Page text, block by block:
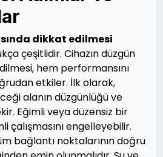
dikkat edilmesi
çeşitlidir. Cihazın düzgün
hem performansını
etkiler. İlk olarak,
alanın düzgünlüğü ve
Eğimli veya düzensiz bir
çalışmasını engelleyebilir.
bağlantı noktalarının doğru